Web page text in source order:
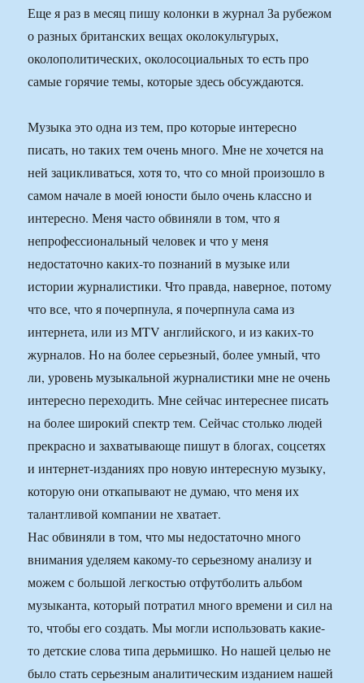
Еще я раз в месяц пишу колонки в журнал За рубежом
о разных британских вещах околокультурых,
околополитических, околосоциальных то есть про
самые горячие темы, которые здесь обсуждаются.
Музыка это одна из тем, про которые интересно
писать, но таких тем очень много. Мне не хочется на
ней зацикливаться, хотя то, что со мной произошло в
самом начале в моей юности было очень классно и
интересно. Меня часто обвиняли в том, что я
непрофессиональный человек и что у меня
недостаточно каких-то познаний в музыке или
истории журналистики. Что правда, наверное, потому
что все, что я почерпнула, я почерпнула сама из
интернета, или из MTV английского, и из каких-то
журналов. Но на более серьезный, более умный, что
ли, уровень музыкальной журналистики мне не очень
интересно переходить. Мне сейчас интереснее писать
на более широкий спектр тем. Сейчас столько людей
прекрасно и захватывающе пишут в блогах, соцсетях
и интернет-изданиях про новую интересную музыку,
которую они откапывают не думаю, что меня их
талантливой компании не хватает.
Нас обвиняли в том, что мы недостаточно много
внимания уделяем какому-то серьезному анализу и
можем с большой легкостью отфутболить альбом
музыканта, который потратил много времени и сил на
то, чтобы его создать. Мы могли использовать какие-
то детские слова типа дерьмишко. Но нашей целью не
было стать серьезным аналитическим изданием нашей